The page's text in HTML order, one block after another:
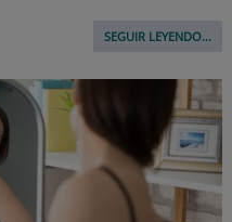
SEGUIR LEYENDO...